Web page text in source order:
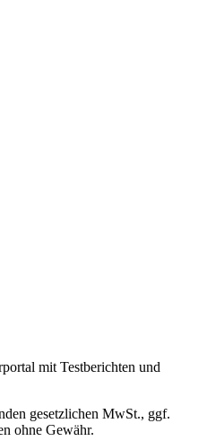
mit Testberichten und
gesetzlichen MwSt., ggf.
ohne Gewähr.